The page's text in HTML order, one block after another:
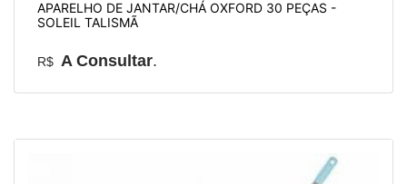
APARELHO DE JANTAR/CHÁ OXFORD 30 PEÇAS -
SOLEIL TALISMÃ
R$ A Consultar.